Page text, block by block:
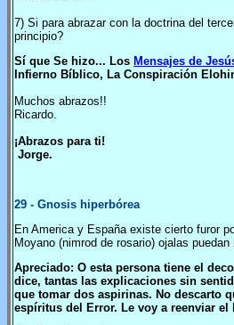
7) Si para abrazar con la doctrina del
principio?
Sí que Se hizo... Los Mensajes de
Infierno Bíblico, La Conspiración
Muchos abrazos!!
Ricardo.
¡Abrazos para ti!
Jorge.
29 - Gnosis hiperbórea
En America y España existe cierto furor
Moyano (nimrod de rosario) ojalas
Apreciado: O esta persona tiene el
dice, tantas las explicaciones sin
que tomar dos aspirinas. No descarto
espíritus del Error. Le voy a reenviar